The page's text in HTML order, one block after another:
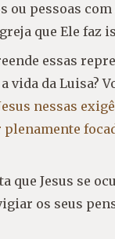
ou pessoas
que Ele faz
essas
vida da Luisa?
nessas
plenamente
que Jesus se
os seus